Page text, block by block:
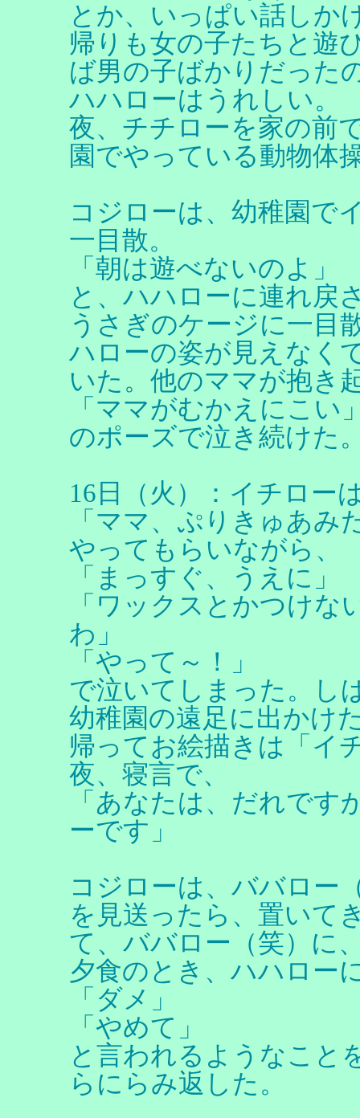
とか、いっぱい話しか
帰りも女の子たちと遊
ば男の子ばかりだった
ハハローはうれしい。
夜、チチローを家の前
園でやっている動物体
コジローは、幼稚園で
一目散。
「朝は遊べないのよ」
と、ハハローに連れ戻
うさぎのケージに一目
ハローの姿が見えなく
いた。他のママが抱き
「ママがむかえにこい
のポーズで泣き続けた
16日（火）：イチロー
「ママ、ぷりきゅあみ
やってもらいながら、
「まっすぐ、うえに」
「ワックスとかつけ
わ」
「やって～！」
で泣いてしまった。し
幼稚園の遠足に出かけ
帰ってお絵描きは「イ
夜、寝言で、
「あなたは、だれです
ーです」
コジローは、ババロー
を見送ったら、置いて
て、ババロー（笑）に
夕食のとき、ハハロー
「ダメ」
「やめて」
と言われるようなこと
らにらみ返した。